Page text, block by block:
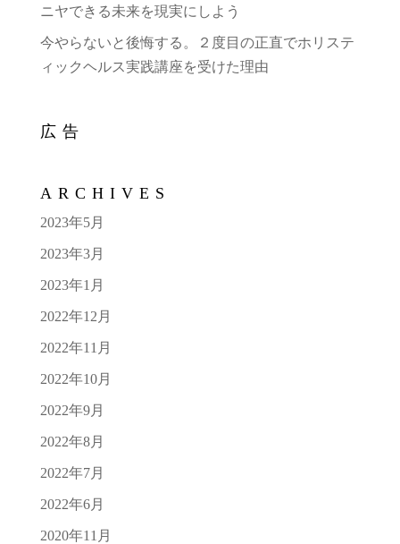
ニヤできる未来を現実にしよう
今やらないと後悔する。２度目の正直でホリステ
ィックヘルス実践講座を受けた理由
広告
ARCHIVES
2023年5月
2023年3月
2023年1月
2022年12月
2022年11月
2022年10月
2022年9月
2022年8月
2022年7月
2022年6月
2020年11月